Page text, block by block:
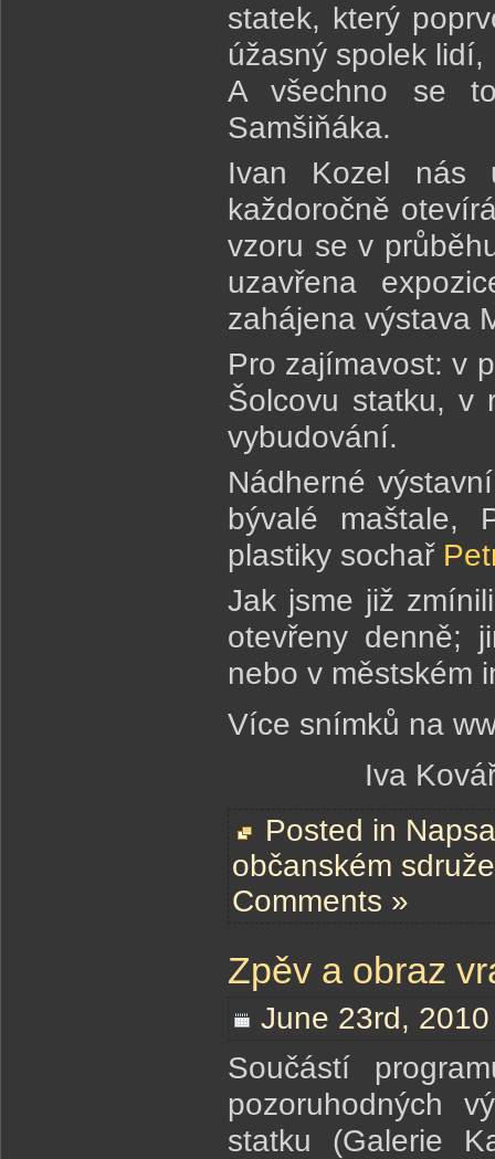
statek, který
úžasný spolek
A všechno se
Samšiňáka.
Ivan Kozel nás
každoročně
vzoru se v
uzavřena
zahájena výstava
Pro zajímavost: v
Šolcovu statku, v
vybudování.
Nádherné
bývalé maštale,
plastiky sochař
Jak jsme již
otevřeny denně;
nebo v městském
Více snímků na
Iva
Posted in
občanském
Comments »
Zpěv a obraz
June 23rd,
Součástí
pozoruhodných
statku (Galerie